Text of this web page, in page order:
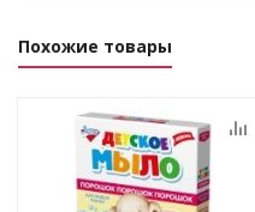
Похожие товары